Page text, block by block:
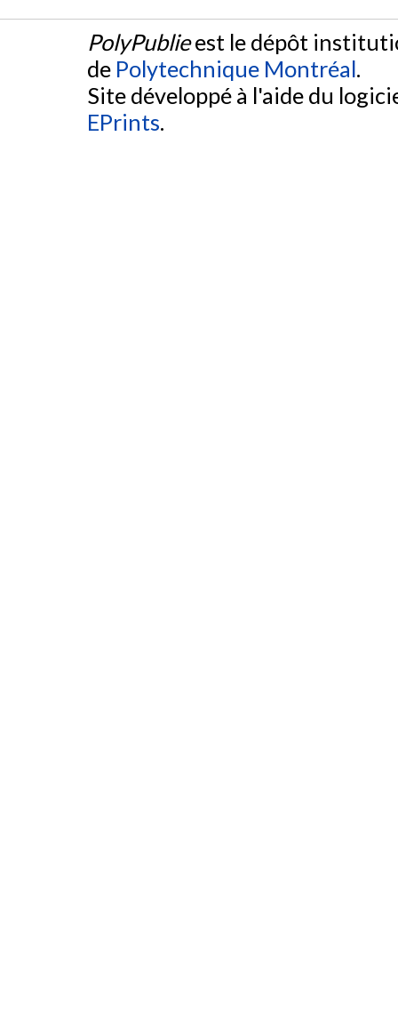
PolyPublieest le dépôt
de Polytechnique Montréal.
Site développé à l'aide du
EPrints.